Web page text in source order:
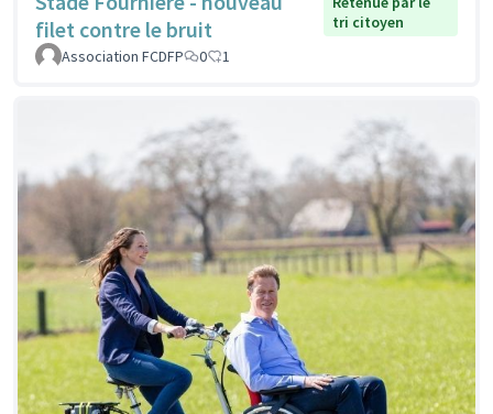
filet contre le bruit
tri citoyen
Association FCDFP
0 1